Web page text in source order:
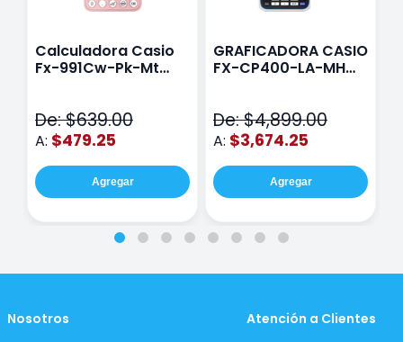
Calculadora Casio
Fx-991Cw-Pk-Mt
De: $639.00
A: $479.25
Agregar
GRAFICADORA CASIO
FX-CP400-LA-MH
De: $4,899.00
A: $3,674.25
Agregar
Nosotros Atención a Clientes